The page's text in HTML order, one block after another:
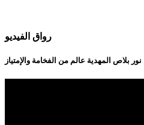
رواق الفيديو
نور بلاص المهدية عالم من الفخامة والإمتياز